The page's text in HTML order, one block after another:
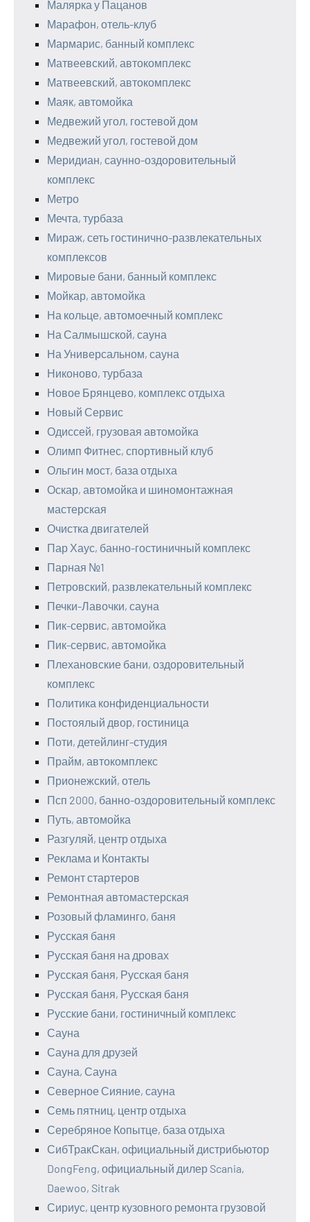
Малярка у Пацанов
Марафон, отель-клуб
Мармарис, банный комплекс
Матвеевский, автокомплекс
Матвеевский, автокомплекс
Маяк, автомойка
Медвежий угол, гостевой дом
Медвежий угол, гостевой дом
Меридиан, саунно-оздоровительный
комплекс
Метро
Мечта, турбаза
Мираж, сеть гостинично-развлекательных
комплексов
Мировые бани, банный комплекс
Мойкар, автомойка
На кольце, автомоечный комплекс
На Салмышской, сауна
На Универсальном, сауна
Никоново, турбаза
Новое Брянцево, комплекс отдыха
Новый Сервис
Одиссей, грузовая автомойка
Олимп Фитнес, спортивный клуб
Ольгин мост, база отдыха
Оскар, автомойка и шиномонтажная
мастерская
Очистка двигателей
Пар Хаус, банно-гостиничный комплекс
Парная №1
Петровский, развлекательный комплекс
Печки-Лавочки, сауна
Пик-сервис, автомойка
Пик-сервис, автомойка
Плехановские бани, оздоровительный
комплекс
Политика конфиденциальности
Постоялый двор, гостиница
Поти, детейлинг-студия
Прайм, автокомплекс
Прионежский, отель
Псп 2000, банно-оздоровительный комплекс
Путь, автомойка
Разгуляй, центр отдыха
Реклама и Контакты
Ремонт стартеров
Ремонтная автомастерская
Розовый фламинго, баня
Русская баня
Русская баня на дровах
Русская баня, Русская баня
Русская баня, Русская баня
Русские бани, гостиничный комплекс
Сауна
Сауна для друзей
Сауна, Сауна
Северное Сияние, сауна
Семь пятниц, центр отдыха
Серебряное Копытце, база отдыха
СибТракСкан, официальный дистрибьютор
DongFeng, официальный дилер Scania,
Daewoo, Sitrak
Сириус, центр кузовного ремонта грузовой